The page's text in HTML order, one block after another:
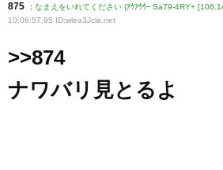
875 : なまえをいれてください (ｱｳｱｳｳｰ Sa79-4RY+
10:06:57.95 ID:wlea3Jcla.net
>>874
ナワバリ見とるよ